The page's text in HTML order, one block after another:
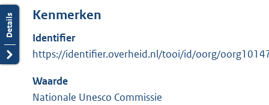
Kenmerken
Identifier
https://identifier.overheid.nl/tooi/id/oorg/
Waarde
Nationale Unesco Commissie